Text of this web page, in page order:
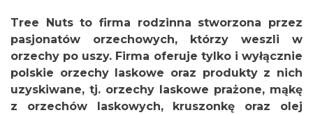
Tree Nuts to firma rodzinna stworzona przez
pasjonatów orzechowych, którzy weszli w
orzechy po uszy. Firma oferuje tylko i wyłącznie
polskie orzechy laskowe oraz produkty z nich
uzyskiwane, tj. orzechy laskowe prażone, mąkę
z orzechów laskowych, kruszonkę oraz olej